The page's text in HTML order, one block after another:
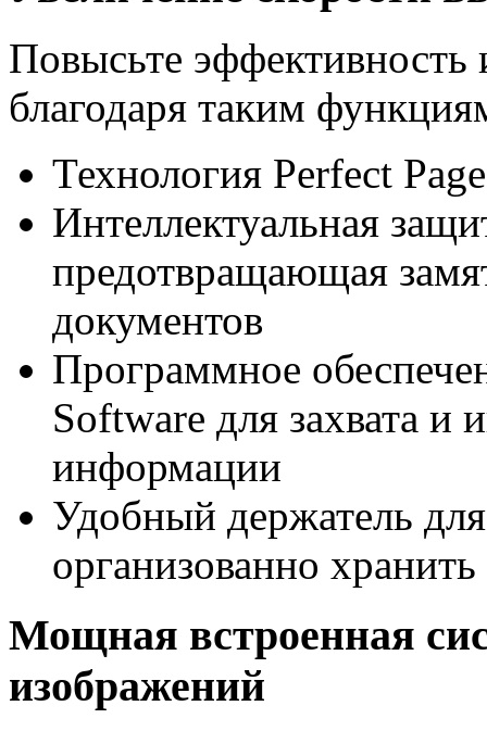
Повысьте эффективность
благодаря таким
Технология Perfect
Интеллектуальная
предотвращающая
документов
Программное
Software для захвата и
информации
Удобный держатель
организованно
Мощная встроенная
изображений